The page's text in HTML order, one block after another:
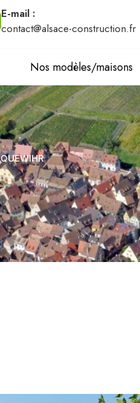
E-mail :
contact@alsace-construction.fr
Nos modèles/maisons